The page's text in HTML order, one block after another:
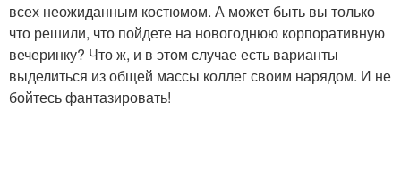
всех неожиданным костюмом. А может быть вы только
что решили, что пойдете на новогоднюю корпоративную
вечеринку? Что ж, и в этом случае есть варианты
выделиться из общей массы коллег своим нарядом. И не
бойтесь фантазировать!